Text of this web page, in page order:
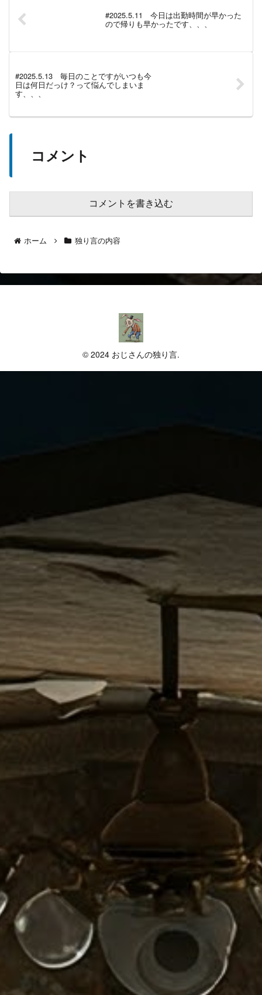
#2025.5.11 今日は出勤時間が早かった
ので帰りも早かったです、、、
#2025.5.13 毎日のことですがいつも今
日は何日だっけ？って悩んでしまいま
す、、、
コメント
コメントを書き込む
ホーム 独り言の内容
© 2024 おじさんの独り言.